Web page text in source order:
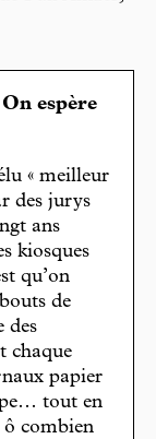
espère
« meilleur
des jurys
ans
kiosques
qu’on
de
des
chaque
papier
tout en
ô combien